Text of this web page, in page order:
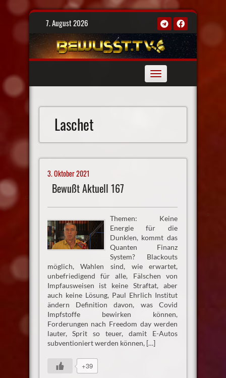
Skip
7. August 2026
Toggle
navigation
Laschet
3. Oktober 2021
Bewußt Aktuell 167
Themen: Keine
Energie für die
Dunklen, kommt das
Quanten Finanz
System? Blackouts
möglich, Wahlen sind, wie erwartet,
unbefriedigend für alle, Fälschen von
Impfausweisen ist keine Straftat, aber
auch keine Lösung, Paul Ehrlich Institut
ändern Definition davon, was Covid
Impfstoffe bewirken können,
Forderungen nach Freedom day werden
lauter, Sprit so teuer, damit E-Autos
subventioniert werden können, […]
+39